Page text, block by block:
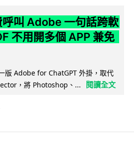
叫 Adobe 一句話跨軟
不用開多個 APP 兼免
版 Adobe for ChatGPT 外掛，取代
，將 Photoshop、...
閱讀全文